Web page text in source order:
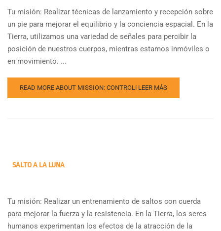
Tu misión: Realizar técnicas de lanzamiento y recepción sobre
un pie para mejorar el equilibrio y la conciencia espacial. En la
Tierra, utilizamos una variedad de señales para percibir la
posición de nuestros cuerpos, mientras estamos inmóviles o
en movimiento. ...
READ MORE ABOUT MISSION: CONTROL! LEER MÁS
SALTO A LA LUNA
Tu misión: Realizar un entrenamiento de saltos con cuerda
para mejorar la fuerza y la resistencia. En la Tierra, los seres
humanos experimentan los efectos de la atracción de la